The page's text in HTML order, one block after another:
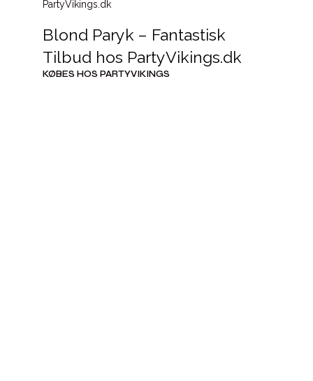
Blond Paryk – Fantastisk
Tilbud hos PartyVikings.dk
KØBES HOS PARTYVIKINGS